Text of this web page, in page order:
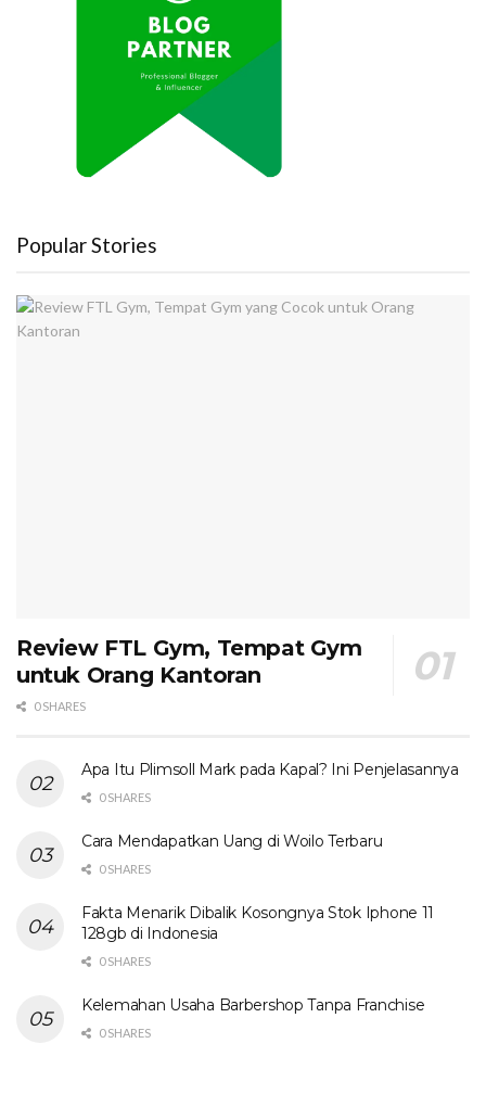
Popular Stories
Review FTL Gym, Tempat Gym
untuk Orang Kantoran
0 SHARES
Apa Itu Plimsoll Mark pada Kapal? Ini Penjelasannya
0 SHARES
Cara Mendapatkan Uang di Woilo Terbaru
0 SHARES
Fakta Menarik Dibalik Kosongnya Stok Iphone 11
128gb di Indonesia
0 SHARES
Kelemahan Usaha Barbershop Tanpa Franchise
0 SHARES